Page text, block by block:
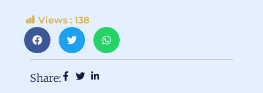
Views : 138
Share: